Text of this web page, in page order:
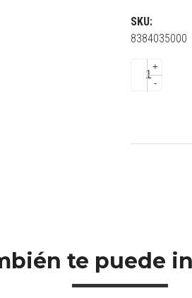
SKU:
8384035000
+
-
te puede